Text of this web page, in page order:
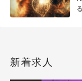
新着求人